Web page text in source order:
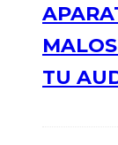
TU